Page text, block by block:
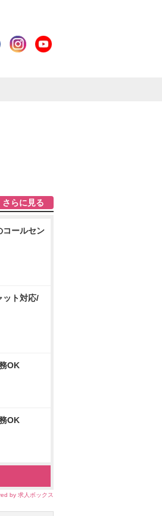
さらに見る
コールセン
ット対応/
OK
OK
by 求人ボックス